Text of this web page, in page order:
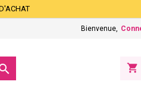
Bienvenue,
shopping_cart